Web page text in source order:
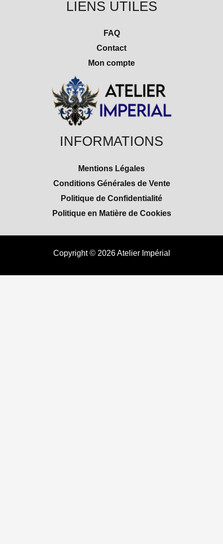
LIENS UTILES
FAQ
Contact
Mon compte
INFORMATIONS
Mentions Légales
Conditions Générales de Vente
Politique de Confidentialité
Politique en Matière de Cookies
Copyright © 2026 Atelier Impérial